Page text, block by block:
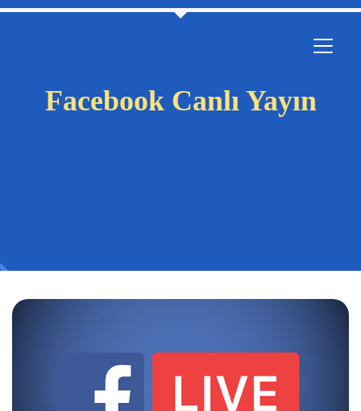
Facebook Canlı Yayın